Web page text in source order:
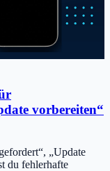
vorbereiten“
„Update
du fehlerhafte